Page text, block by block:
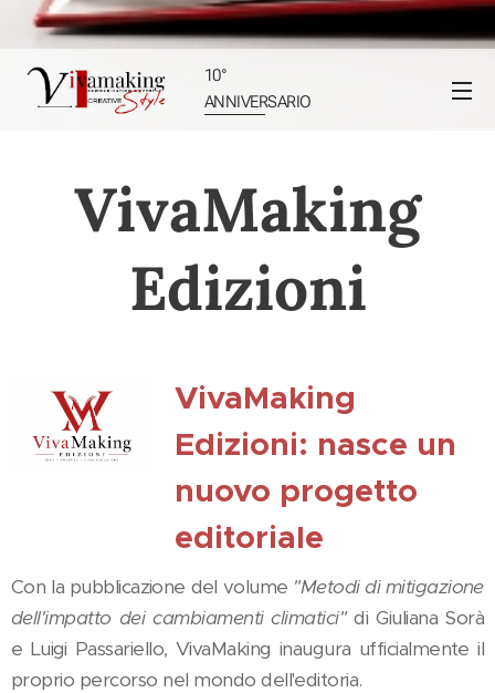
10°
ANNIVERSARIO
VivaMaking
Edizioni
VivaMaking
Edizioni: nasce un
nuovo progetto
editoriale
Con la pubblicazione del volume "Metodi di mitigazione
dell'impatto dei cambiamenti climatici"di Giuliana Sorà
e Luigi Passariello, VivaMaking inaugura ufficialmente il
proprio percorso nel mondo dell'editoria.